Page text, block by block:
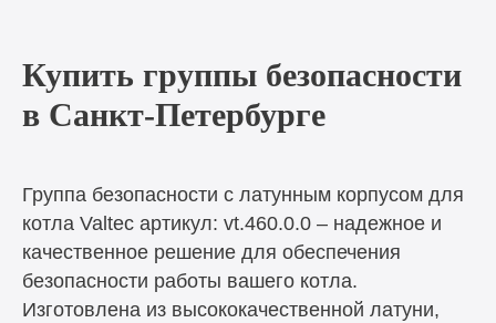
Купить группы безопасности
в Санкт-Петербурге
Группа безопасности с латунным корпусом для
котла Valtec артикул: vt.460.0.0 – надежное и
качественное решение для обеспечения
безопасности работы вашего котла.
Изготовлена из высококачественной латуни,